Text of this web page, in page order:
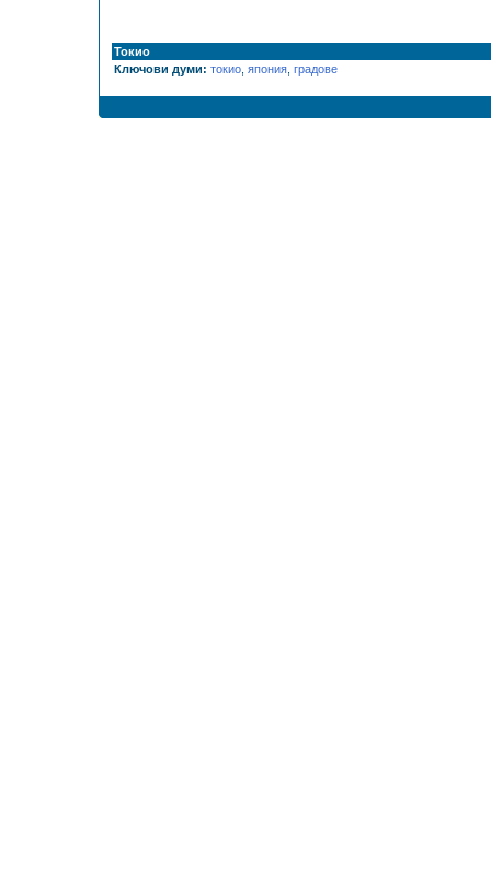
Токио
Ключови думи: токио япония градове